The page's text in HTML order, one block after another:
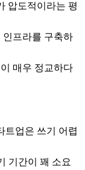
압도적이라는 평
인프라를 구축하
매우 정교하다
트업은 쓰기 어렵
기간이 꽤 소요